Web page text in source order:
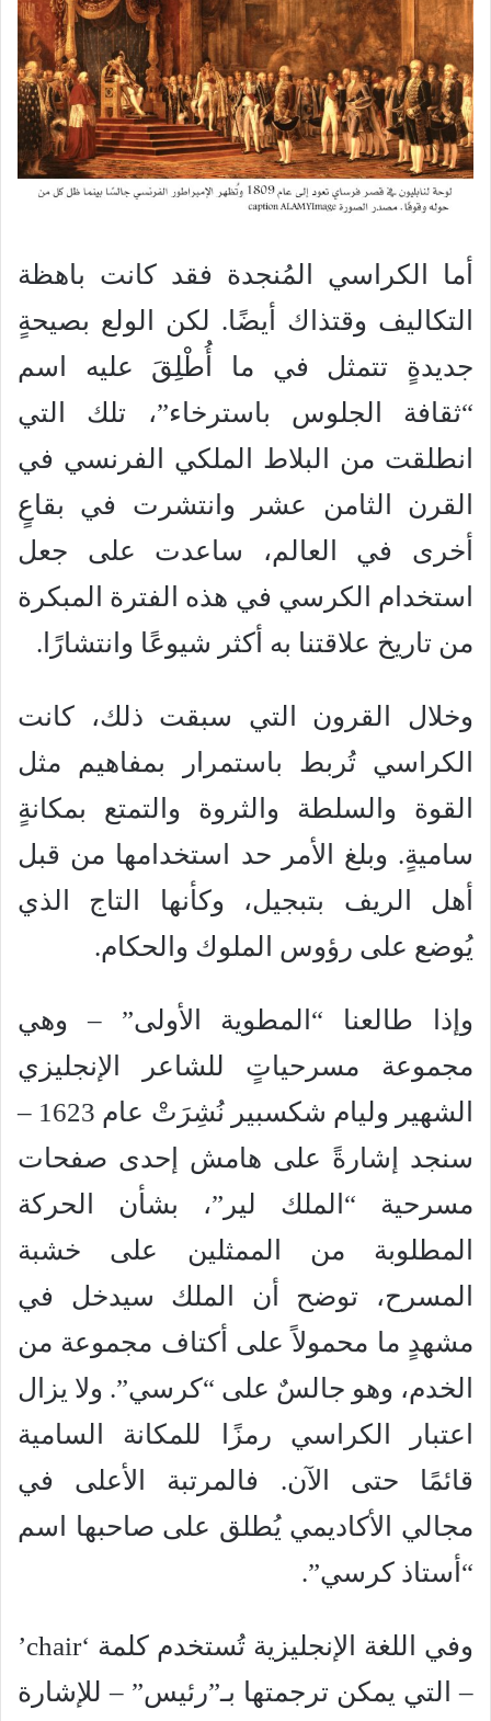
أما الكراسي المُنجدة فقد كانت باهظة
التكاليف وقتذاك أيضًا. لكن الولع بصيحةٍ
جديدةٍ تتمثل في ما أُطْلِقَ عليه اسم
“ثقافة الجلوس باسترخاء”، تلك التي
انطلقت من البلاط الملكي الفرنسي في
القرن الثامن عشر وانتشرت في بقاعٍ
أخرى في العالم، ساعدت على جعل
استخدام الكرسي في هذه الفترة المبكرة
من تاريخ علاقتنا به أكثر شيوعًا وانتشارًا.
وخلال القرون التي سبقت ذلك، كانت
الكراسي تُربط باستمرار بمفاهيم مثل
القوة والسلطة والثروة والتمتع بمكانةٍ
ساميةٍ. وبلغ الأمر حد استخدامها من قبل
أهل الريف بتبجيل، وكأنها التاج الذي
يُوضع على رؤوس الملوك والحكام.
وإذا طالعنا “المطوية الأولى” – وهي
مجموعة مسرحياتٍ للشاعر الإنجليزي
الشهير وليام شكسبير نُشِرَتْ عام 1623 –
سنجد إشارةً على هامش إحدى صفحات
مسرحية “الملك لير”، بشأن الحركة
المطلوبة من الممثلين على خشبة
المسرح، توضح أن الملك سيدخل في
مشهدٍ ما محمولاً على أكتاف مجموعة من
الخدم، وهو جالسٌ على “كرسي”. ولا يزال
اعتبار الكراسي رمزًا للمكانة السامية
قائمًا حتى الآن. فالمرتبة الأعلى في
مجالي الأكاديمي يُطلق على صاحبها اسم
“أستاذ كرسي”.
وفي اللغة الإنجليزية تُستخدم كلمة ‘chair’
– التي يمكن ترجمتها بـ”رئيس” – للإشارة